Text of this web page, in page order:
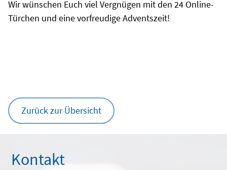
Wir wünschen Euch viel Vergnügen mit den 24 Online-
Türchen und eine vorfreudige Adventszeit!
Zurück zur Übersicht
Kontakt